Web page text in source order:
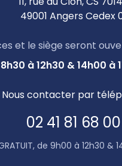
49001 Angers Cedex
et le siège seront
8h30 à 12h30 & 14h00 à
Nous contacter par
02 41 81 68 00
GRATUIT, de 9h00 à 12h30 &